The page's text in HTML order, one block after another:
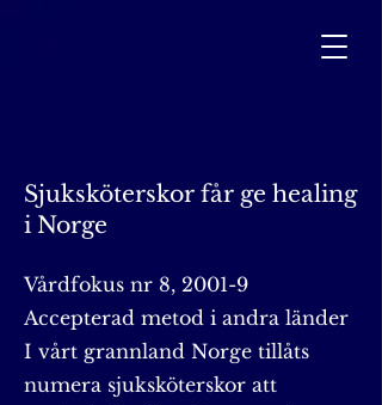
Sjuksköterskor får ge healing
i Norge
Vårdfokus nr 8, 2001-9
Accepterad metod i andra länder
I vårt grannland Norge tillåts
numera sjuksköterskor att